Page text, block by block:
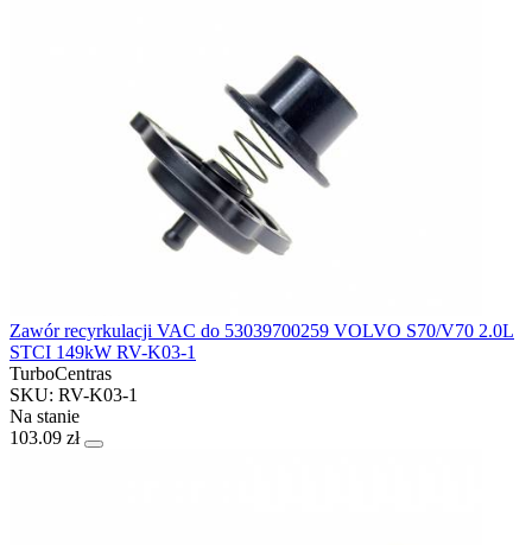
Zawór recyrkulacji VAC do 53039700259 VOLVO S70/V70 2.0L
STCI 149kW RV-K03-1
TurboCentras
SKU: RV-K03-1
Na stanie
103.09 zł